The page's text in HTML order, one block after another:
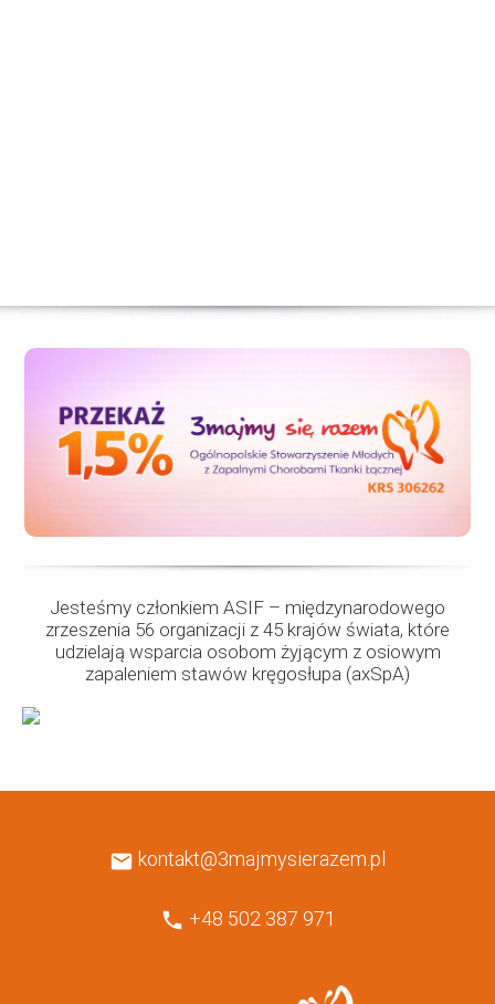
Jesteśmy członkiem ASIF – międzynarodowego
zrzeszenia 56 organizacji z 45 krajów świata, które
udzielają wsparcia osobom żyjącym z osiowym
zapaleniem stawów kręgosłupa (axSpA)
mail kontakt@3majmysierazem.pl
phone +48 502 387 971